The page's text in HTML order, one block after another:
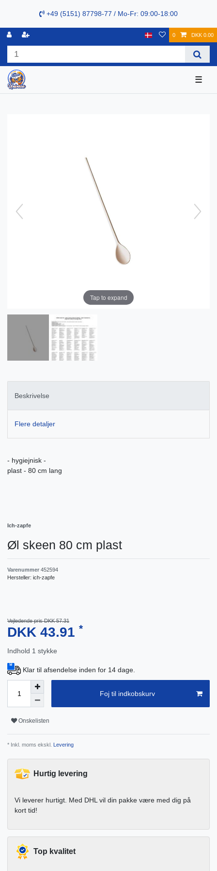
+49 (5151) 87798-77 / Mo-Fr: 09:00-18:00
0 DKK 0.00
☰
Tap to expand
Beskrivelse
Flere detaljer
- hygiejnisk -
plast - 80 cm lang
Ich-zapfe
Øl skeen 80 cm plast
Varenummer 452594
Hersteller: ich-zapfe
Vejledende pris DKK 57.31
DKK 43.91 *
Indhold 1 stykke
Klar til afsendelse inden for 14 dage.
Foj til indkobskurv
Onskelisten
* Inkl. moms ekskl. Levering
Hurtig levering
Vi leverer hurtigt. Med DHL vil din pakke være med dig på
kort tid!
Top kvalitet